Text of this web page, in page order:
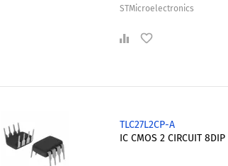
STMicroelectronics
TLC27L2CP-A
IC CMOS 2 CIRCUIT 8DIP